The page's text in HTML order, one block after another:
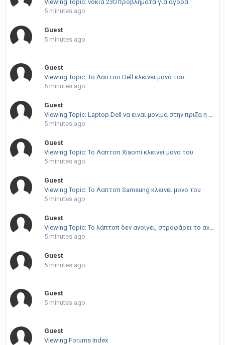
Viewing Topic: νοκια 230 προβληματα για αγορά
5 minutes ago
Guest
5 minutes ago
Guest
Viewing Topic: Το Λαπτοπ Dell κλεινει μονο του
5 minutes ago
Guest
Viewing Topic: Laptop Dell να ειναι μονιμα στην πριζα η οχι
5 minutes ago
Guest
Viewing Topic: Το Λαπτοπ Xiaomi κλεινει μονο του
5 minutes ago
Guest
Viewing Topic: Το Λαπτοπ Samsung κλεινει μονο του
5 minutes ago
Guest
Viewing Topic: Το λάπτοπ δεν ανοίγει, στροφάρει το ανεμιστηράκι για 5" και ξανακλείνει
5 minutes ago
Guest
5 minutes ago
Guest
5 minutes ago
Guest
Viewing Forums Index